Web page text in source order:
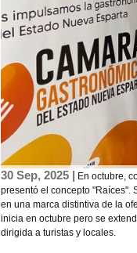
30 Sep, 2025 | En octubre,
presentó el concepto "Raíces".
en una marca distintiva de la
inicia en octubre pero se
dirigida a turistas y locales.